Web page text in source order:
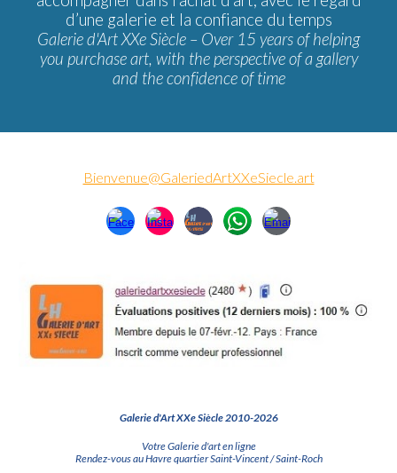
d’une galerie et la confiance du temps
Galerie d'Art XXe Siècle – Over 15 years of helping
you purchase art, with the perspective of a gallery
and the confidence of time
Bienvenue@GaleriedArtXXeSiecle.art
Galerie d'Art XXe Siècle 2010-2026
Votre Galerie d'art en ligne
Rendez-vous au Havre quartier Saint-Vincent / Saint-Roch